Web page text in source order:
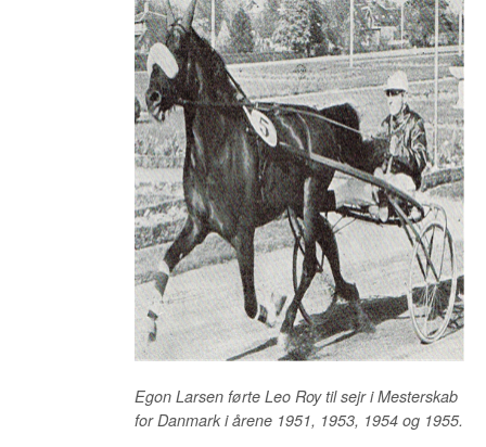
Egon Larsen førte Leo Roy til sejr i Mesterskab
for Danmark i årene 1951, 1953, 1954 og 1955.